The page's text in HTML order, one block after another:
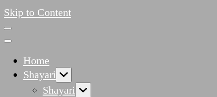
Skip to Content
Home
Shayari
Shayari